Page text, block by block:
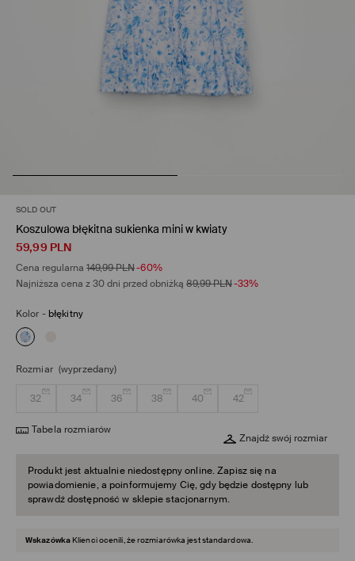
SOLD OUT
Koszulowa błękitna sukienka mini w kwiaty
59,99 PLN
Cena regularna 149,99PLN-60%
Najniższa cena z 30 dni przed obniżką 89,99PLN-33%
Kolor - błękitny
Rozmiar (wyprzedany)
32 34 36 38 40 42
Tabela rozmiarów
Znajdź swój rozmiar
Produkt jest aktualnie niedostępny online. Zapisz się na
powiadomienie, a poinformujemy Cię, gdy będzie dostępny lub
sprawdź dostępność w sklepie stacjonarnym.
Wskazówka Klienci ocenili, że rozmiarówka jest standardowa.